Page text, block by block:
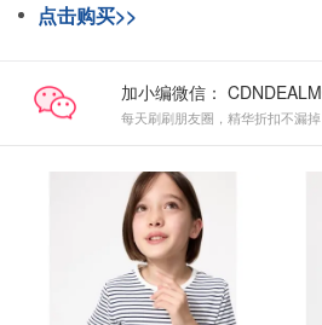
点击购买>>
加小编微信：
每天刷刷朋友圈，精华折扣不漏掉